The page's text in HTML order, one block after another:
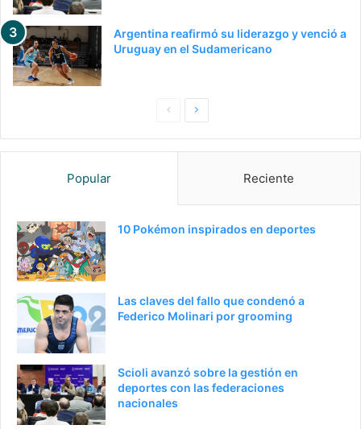
Argentina reafirmó su liderazgo y venció a
Uruguay en el Sudamericano
g
e
o
r
g
p
i
Popular Reciente
10 Pokémon inspirados en deportes
Las claves del fallo que condenó a
Federico Molinari por grooming
Scioli avanzó sobre la gestión en
deportes con las federaciones
nacionales